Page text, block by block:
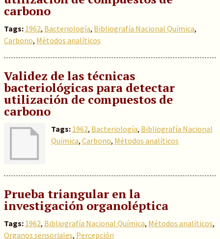
carbono
Tags: 1962, Bacteriología, Bibliografía Nacional Química,
Carbono, Métodos analíticos
Validez de las técnicas
bacteriológicas para detectar
utilización de compuestos de
carbono
Tags: 1962, Bacteriología, Bibliografía Nacional
Química, Carbono, Métodos analíticos
Prueba triangular en la
investigación organoléptica
Tags: 1962, Bibliografía Nacional Química, Métodos analíticos,
Organos sensoriales, Percepción